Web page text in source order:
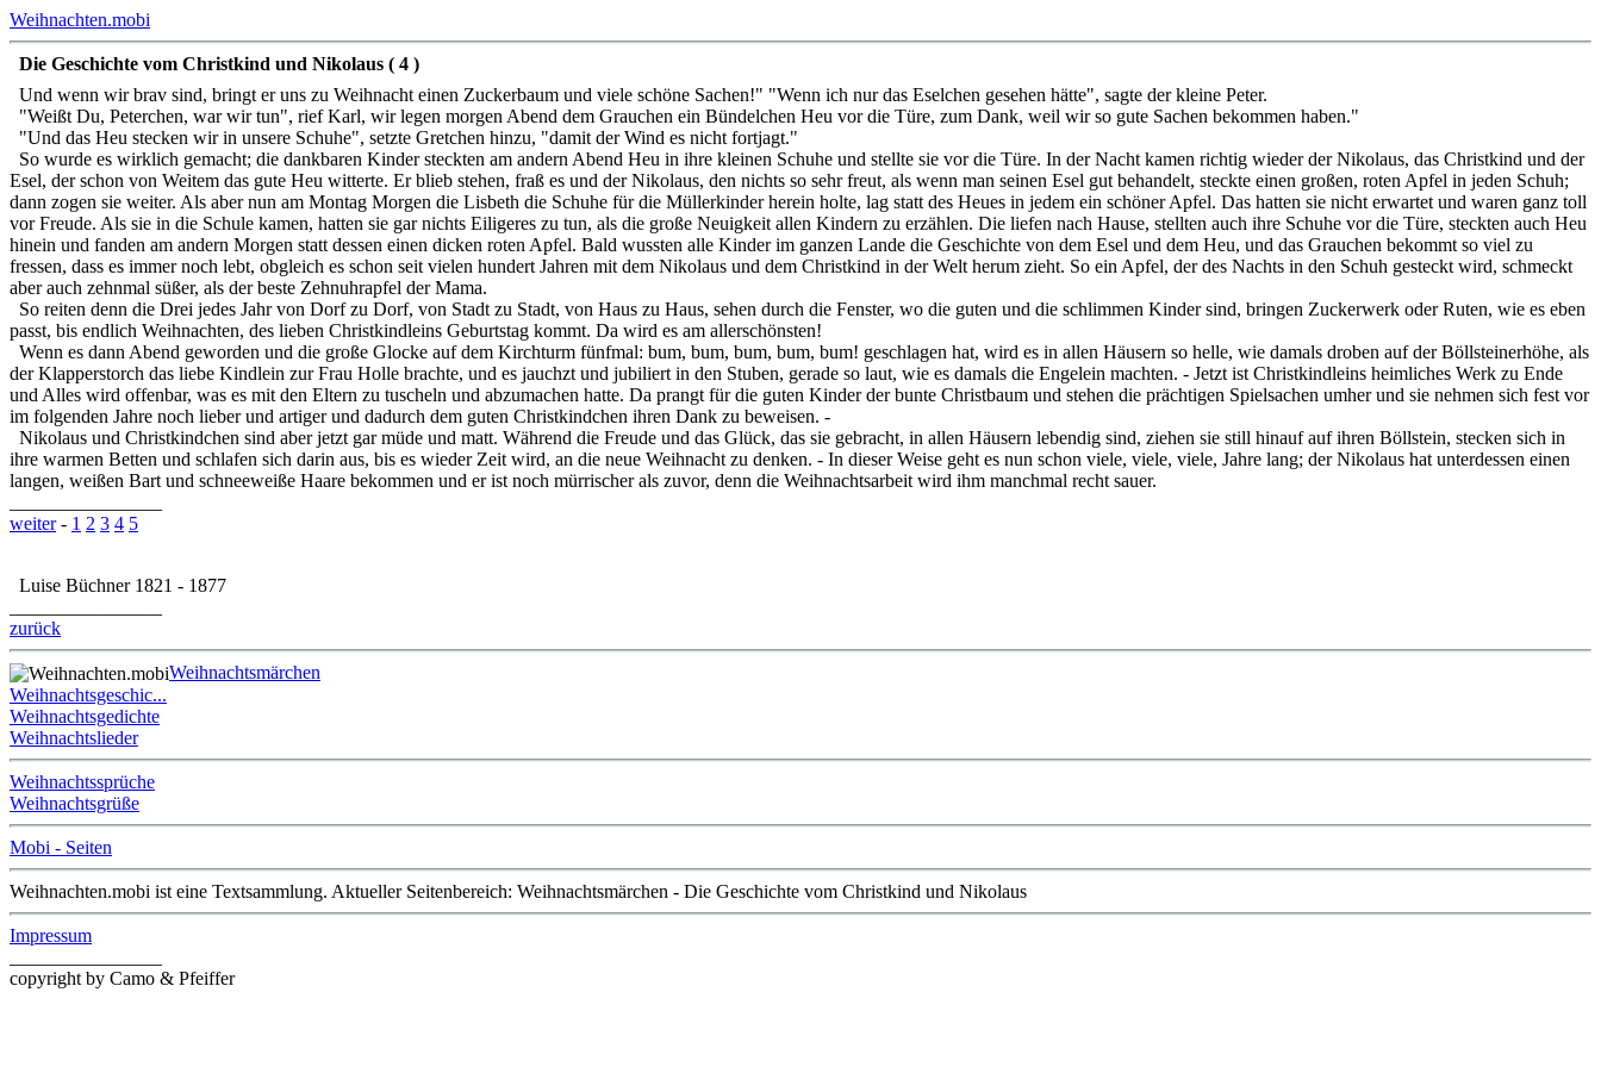
Weihnachten.mobi
Die Geschichte vom Christkind und Nikolaus ( 4 )
Und wenn wir brav sind, bringt er uns zu Weihnacht einen Zuckerbaum und viele schöne Sachen!" "Wenn ich nur das Eselchen gesehen hätte", sagte der kleine Peter.
"Weißt Du, Peterchen, war wir tun", rief Karl, wir legen morgen Abend dem Grauchen ein Bündelchen Heu vor die Türe, zum Dank, weil wir so gute Sachen bekommen haben."
"Und das Heu stecken wir in unsere Schuhe", setzte Gretchen hinzu, "damit der Wind es nicht fortjagt."
So wurde es wirklich gemacht; die dankbaren Kinder steckten am andern Abend Heu in ihre kleinen Schuhe und stellte sie vor die Türe. In der Nacht kamen richtig wieder der Nikolaus, das Christkind und der
Esel, der schon von Weitem das gute Heu witterte. Er blieb stehen, fraß es und der Nikolaus, den nichts so sehr freut, als wenn man seinen Esel gut behandelt, steckte einen großen, roten Apfel in jeden Schuh;
dann zogen sie weiter. Als aber nun am Montag Morgen die Lisbeth die Schuhe für die Müllerkinder herein holte, lag statt des Heues in jedem ein schöner Apfel. Das hatten sie nicht erwartet und waren ganz toll
vor Freude. Als sie in die Schule kamen, hatten sie gar nichts Eiligeres zu tun, als die große Neuigkeit allen Kindern zu erzählen. Die liefen nach Hause, stellten auch ihre Schuhe vor die Türe, steckten auch Heu
hinein und fanden am andern Morgen statt dessen einen dicken roten Apfel. Bald wussten alle Kinder im ganzen Lande die Geschichte von dem Esel und dem Heu, und das Grauchen bekommt so viel zu
fressen, dass es immer noch lebt, obgleich es schon seit vielen hundert Jahren mit dem Nikolaus und dem Christkind in der Welt herum zieht. So ein Apfel, der des Nachts in den Schuh gesteckt wird, schmeckt
aber auch zehnmal süßer, als der beste Zehnuhrapfel der Mama.
So reiten denn die Drei jedes Jahr von Dorf zu Dorf, von Stadt zu Stadt, von Haus zu Haus, sehen durch die Fenster, wo die guten und die schlimmen Kinder sind, bringen Zuckerwerk oder Ruten, wie es eben
passt, bis endlich Weihnachten, des lieben Christkindleins Geburtstag kommt. Da wird es am allerschönsten!
Wenn es dann Abend geworden und die große Glocke auf dem Kirchturm fünfmal: bum, bum, bum, bum, bum! geschlagen hat, wird es in allen Häusern so helle, wie damals droben auf der Böllsteinerhöhe, als
der Klapperstorch das liebe Kindlein zur Frau Holle brachte, und es jauchzt und jubiliert in den Stuben, gerade so laut, wie es damals die Engelein machten. - Jetzt ist Christkindleins heimliches Werk zu Ende
und Alles wird offenbar, was es mit den Eltern zu tuscheln und abzumachen hatte. Da prangt für die guten Kinder der bunte Christbaum und stehen die prächtigen Spielsachen umher und sie nehmen sich fest vor
im folgenden Jahre noch lieber und artiger und dadurch dem guten Christkindchen ihren Dank zu beweisen. -
Nikolaus und Christkindchen sind aber jetzt gar müde und matt. Während die Freude und das Glück, das sie gebracht, in allen Häusern lebendig sind, ziehen sie still hinauf auf ihren Böllstein, stecken sich in
ihre warmen Betten und schlafen sich darin aus, bis es wieder Zeit wird, an die neue Weihnacht zu denken. - In dieser Weise geht es nun schon viele, viele, viele, Jahre lang; der Nikolaus hat unterdessen einen
langen, weißen Bart und schneeweiße Haare bekommen und er ist noch mürrischer als zuvor, denn die Weihnachtsarbeit wird ihm manchmal recht sauer.
weiter- 1 2 3 4 5
Luise Büchner 1821 - 1877
zurück
Weihnachtsmärchen
Weihnachtsgeschic...
Weihnachtsgedichte
Weihnachtslieder
Weihnachtssprüche
Weihnachtsgrüße
Mobi - Seiten
Weihnachten.mobi ist eine Textsammlung. Aktueller Seitenbereich: Weihnachtsmärchen - Die Geschichte vom Christkind und Nikolaus
Impressum
copyright by Camo & Pfeiffer